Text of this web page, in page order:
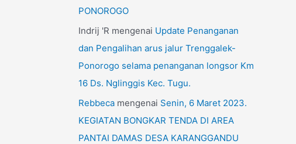
PONOROGO
Indrij 'R mengenai Update Penanganan
dan Pengalihan arus jalur Trenggalek-
Ponorogo selama penanganan longsor Km
16 Ds. Nglinggis Kec. Tugu.
Rebbeca mengenai Senin, 6 Maret 2023.
KEGIATAN BONGKAR TENDA DI AREA
PANTAI DAMAS DESA KARANGGANDU